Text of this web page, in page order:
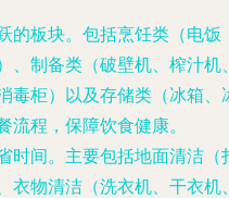
的板块。包括烹饪类（电饭
、制备类（破壁机、榨汁机
毒柜）以及存储类（冰箱、
程，保障饮食健康。
时间。主要包括地面清洁（
衣物清洁（洗衣机、干衣机